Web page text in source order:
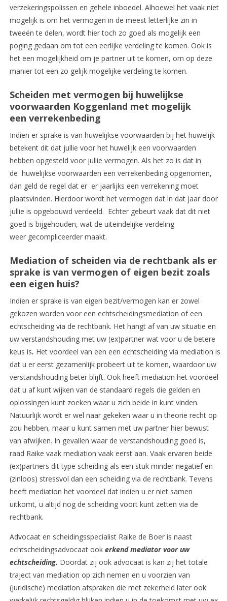
verzekeringspolissen en gehele inboedel. Alhoewel het vaak niet
mogelijk is om het vermogen in de meest letterlijke zin in
tweeën te delen, wordt hier toch zo goed als mogelijk een
poging gedaan om tot een eerlijke verdeling te komen. Ook is
het een mogelijkheid om je partner uit te komen, om op deze
manier tot een zo gelijk mogelijke verdeling te komen.
Scheiden met vermogen bij huwelijkse
voorwaarden Koggenland met mogelijk
een verrekenbeding
Indien er sprake is van huwelijkse voorwaarden bij het huwelijk
betekent dit dat jullie voor het huwelijk een voorwaarden
hebben opgesteld voor jullie vermogen. Als het zo is dat in
de huwelijkse voorwaarden een verrekenbeding opgenomen,
dan geld de regel dat er er jaarlijks een verrekening moet
plaatsvinden. Hierdoor wordt het vermogen dat in dat jaar door
jullie is opgebouwd verdeeld. Echter gebeurt vaak dat dit niet
goed is bijgehouden, wat de uiteindelijke verdeling
weer gecompliceerder maakt.
Mediation of scheiden via de rechtbank als er
sprake is van vermogen of eigen bezit zoals
een eigen huis?
Indien er sprake is van eigen bezit/vermogen kan er zowel
gekozen worden voor een echtscheidingsmediation of een
echtscheiding via de rechtbank. Het hangt af van uw situatie en
uw verstandshouding met uw (ex)partner wat voor u de betere
keus is. Het voordeel van een een echtscheiding via mediation is
dat u er eerst gezamenlijk probeert uit te komen, waardoor uw
verstandshouding beter blijft. Ook heeft mediation het voordeel
dat u af kunt wijken van de standaard regels die gelden en
oplossingen kunt zoeken waar u zich beide in kunt vinden.
Natuurlijk wordt er wel naar gekeken waar u in theorie recht op
zou hebben, maar u kunt samen met uw partner hier bewust
van afwijken. In gevallen waar de verstandshouding goed is,
raad Raike vaak mediation vaak eerst aan. Vaak ervaren beide
(ex)partners dit type scheiding als een stuk minder negatief en
(zinloos) stressvol dan een scheiding via de rechtbank. Tevens
heeft mediation het voordeel dat indien u er niet samen
uitkomt, u altijd nog de scheiding voort kunt zetten via de
rechtbank.
Advocaat en scheidingsspecialist Raike de Boer is naast
echtscheidingsadvocaat ookerkend mediator voor uw
echtscheiding. Doordat zij ook advocaat is kan zij het totale
traject van mediation op zich nemen en u voorzien van
(juridische) mediation afspraken die met zekerheid later ook